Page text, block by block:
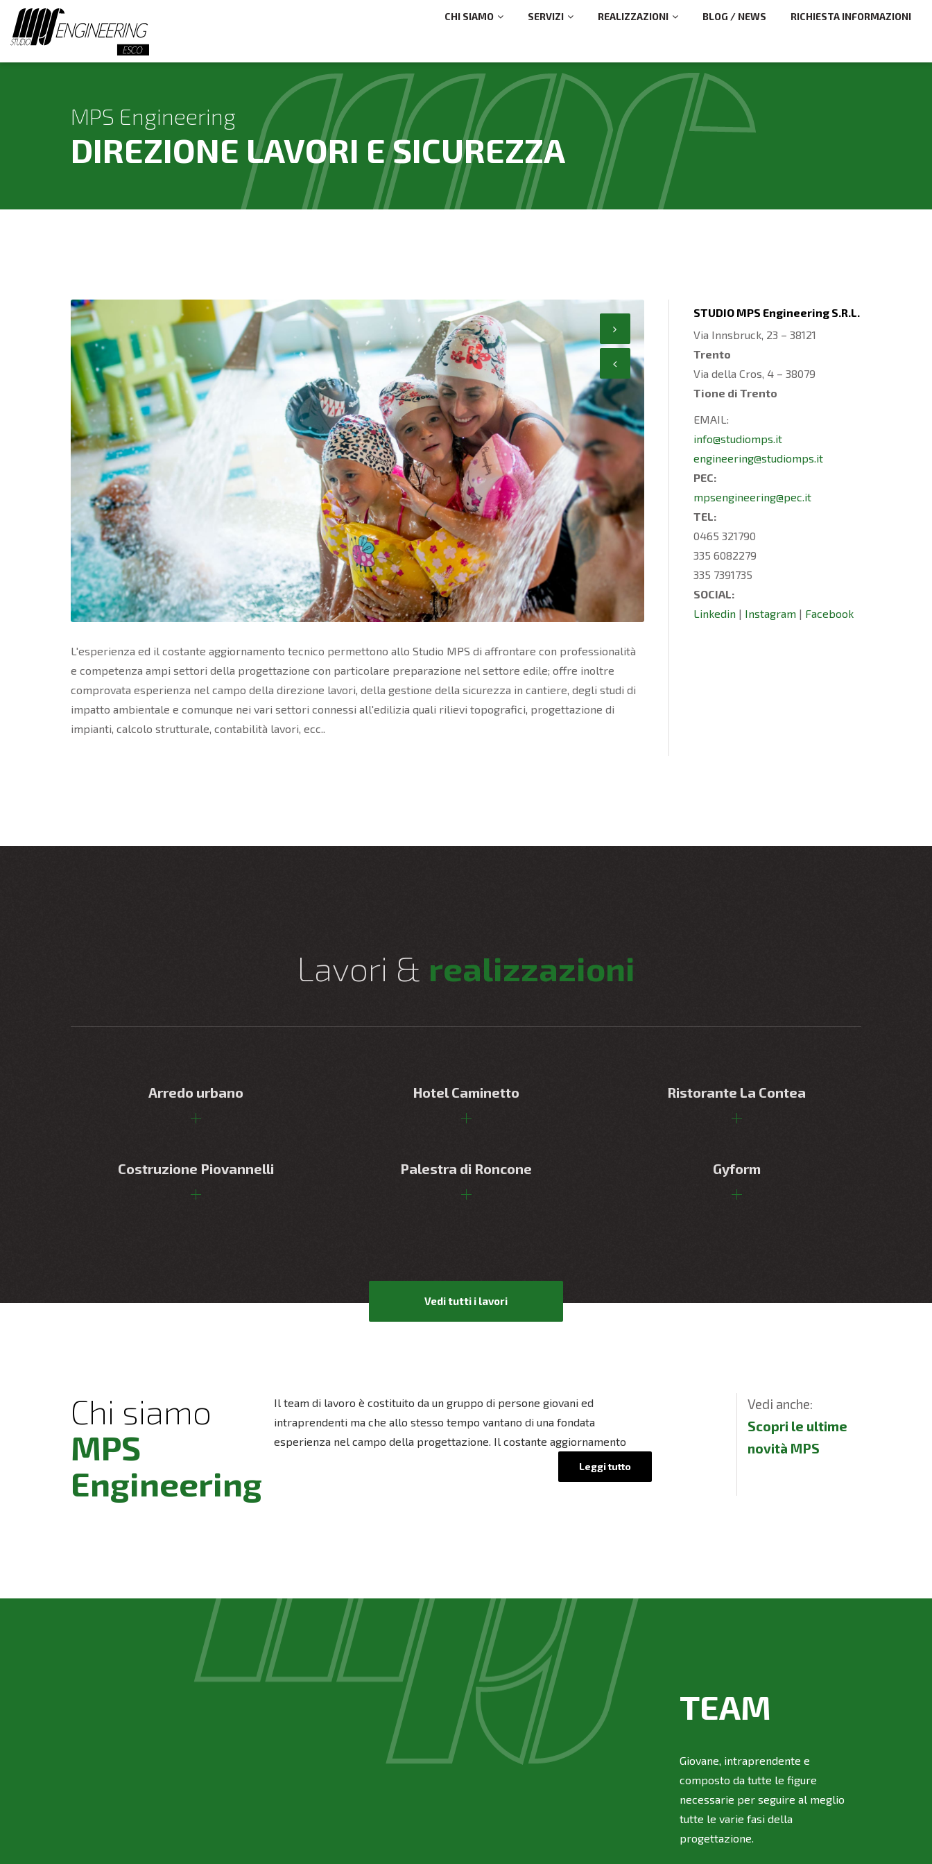
CHI SIAMO SERVIZI REALIZZAZIONI BLOG / NEWS RICHIESTA INFORMAZIONI
MPS Engineering
DIREZIONE LAVORI E SICUREZZA
L'esperienza ed il costante aggiornamento tecnico permettono allo Studio MPS di affrontare con professionalità
e competenza ampi settori della progettazione con particolare preparazione nel settore edile; offre inoltre
comprovata esperienza nel campo della direzione lavori, della gestione della sicurezza in cantiere, degli studi di
impatto ambientale e comunque nei vari settori connessi all'edilizia quali rilievi topografici, progettazione di
impianti, calcolo strutturale, contabilità lavori, ecc..
STUDIO MPS Engineering S.R.L.
Via Innsbruck, 23 – 38121
Trento
Via della Cros, 4 – 38079
Tione di Trento
EMAIL:
info@studiomps.it
engineering@studiomps.it
PEC:
mpsengineering@pec.it
TEL:
0465 321790
335 6082279
335 7391735
SOCIAL:
Linkedin| Instagram| Facebook
Lavori & realizzazioni
Arredo urbano Hotel Caminetto Ristorante La Contea
Costruzione Piovannelli Palestra di Roncone Gyform
Vedi tutti i lavori
Chi siamo
MPS
Engineering
Il team di lavoro è costituito da un gruppo di persone giovani ed
intraprendenti ma che allo stesso tempo vantano di una fondata
esperienza nel campo della progettazione. Il costante aggiornamento
Leggi tutto
Vedi anche:
Scopri le ultime
novità MPS
TEAM
Giovane, intraprendente e
composto da tutte le figure
necessarie per seguire al meglio
tutte le varie fasi della
progettazione.